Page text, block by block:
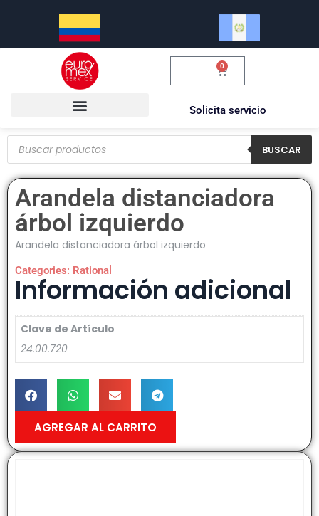
0
Solicita servicio
BUSCAR
Arandela distanciadora
árbol izquierdo
Arandela distanciadora árbol izquierdo
Categories: Rational
Información adicional
Clave de Artículo
24.00.720
AGREGAR AL CARRITO